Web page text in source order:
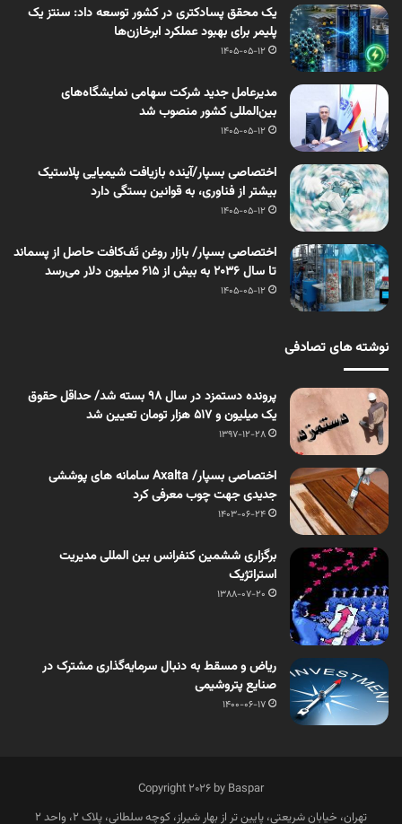
یک محقق پسادکتری در کشور توسعه داد: سنتز یک
پلیمر برای بهبود عملکرد ابرخازن‌ها
1405-05-12
مدیرعامل جدید شرکت سهامی نمایشگاه‌های
بین‌المللی کشور منصوب شد
1405-05-12
اختصاصی بسپار/آینده بازیافت شیمیایی پلاستیک
بیشتر از فناوری، به قوانین بستگی دارد
1405-05-12
اختصاصی بسپار/ بازار روغن تَف‌کافت حاصل از پسماند
تا سال ۲۰۳۶ به بیش از ۶۱۵ میلیون دلار می‌رسد
1405-05-12
نوشته های تصادفی
پرونده دستمزد در سال 98 بسته شد/ حداقل حقوق
یک میلیون و 517 هزار تومان تعیین شد
1397-12-28
اختصاصی بسپار/ Axalta سامانه های پوششی
جدیدی جهت چوب معرفی کرد
1403-06-24
برگزاری ششمین کنفرانس بین المللی مدیریت
استراتژیک
1388-07-20
ریاض و مسقط به دنبال سرمایه‌گذاری مشترک در
صنایع پتروشیمی
1400-06-17
Copyright 2026 by Baspar
تهران، خیابان شریعتی، پایین تر از بهار شیراز، کوچه سلطانی، پلاک 2، واحد 2